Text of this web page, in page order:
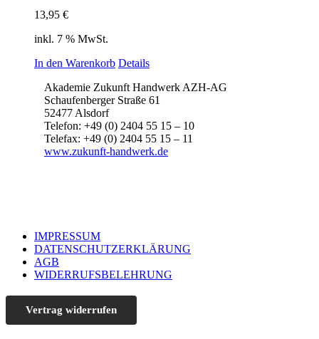
13,95 €
inkl. 7 % MwSt.
In den Warenkorb Details
Akademie Zukunft Handwerk AZH-AG
Schaufenberger Straße 61
52477 Alsdorf
Telefon: +49 (0) 2404 55 15 – 10
Telefax: +49 (0) 2404 55 15 – 11
www.zukunft-handwerk.de
IMPRESSUM
DATENSCHUTZERKLÄRUNG
AGB
WIDERRUFSBELEHRUNG
Vertrag widerrufen